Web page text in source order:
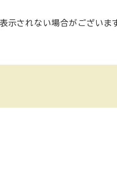
示されない場合がございま